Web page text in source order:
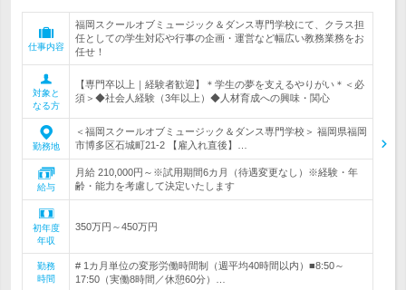
仕事内容
福岡スクールオブミュージック＆ダンス専門学校にて、クラス担
任としての学生対応や行事の企画・運営など幅広い教務業務をお
任せ！
対象と
なる方
【専門卒以上｜経験者歓迎】＊学生の夢を支えるやりがい＊＜必
須＞◆社会人経験（3年以上）◆人材育成への興味・関心
勤務地
＜福岡スクールオブミュージック＆ダンス専門学校＞ 福岡県福岡
市博多区石城町21-2 【雇入れ直後】…
給与
月給 210,000円～※試用期間6カ月（待遇変更なし）※経験・年
齢・能力を考慮して決定いたします
初年度
年収
350万円～450万円
勤務
時間
# 1カ月単位の変形労働時間制（週平均40時間以内）■8:50～
17:50（実働8時間／休憩60分）…